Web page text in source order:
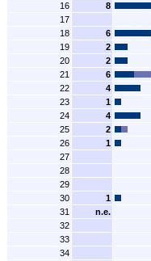
16
8
17
18
6
19
2
20
2
21
6
22
4
23
1
24
4
25
2
26
1
27
28
29
30
1
31
n.e.
32
33
34